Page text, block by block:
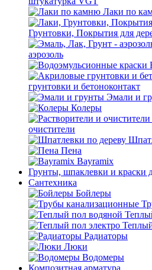
Лаки по
Грунтовки, Покрытия для
аэрозоль
грунтовки и бетоноконтакт
Эмали и
Колеры
очистители
Пена
Bayramix
Грунты, шпаклевки и краски
Сантехника
Бойлеры
Радиаторы
Люки
Водомеры
Композитная арматура